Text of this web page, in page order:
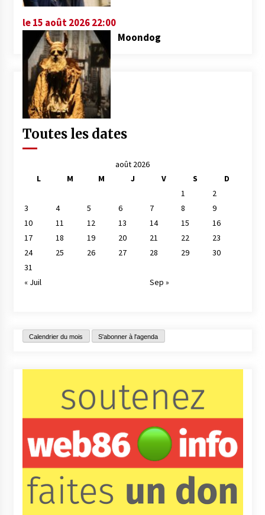
le 15 août 2026 22:00
Moondog
Toutes les dates
août 2026
L
M M J V S
D
1
2
3
4 5 6 7 8
9
10
11 12 13 14 15
16
17
18 19 20 21 22
23
24
25 26 27 28 29
30
31
« Juil
Sep »
Calendrier du mois S'abonner à l'agenda